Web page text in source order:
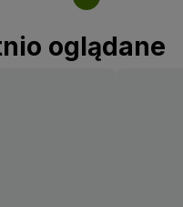
oglądane